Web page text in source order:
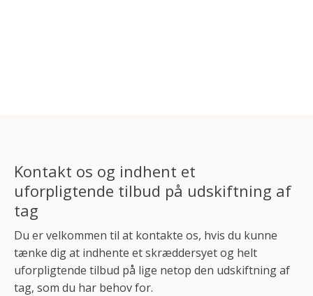
Kontakt os og indhent et
uforpligtende tilbud på udskiftning af
tag
Du er velkommen til at kontakte os, hvis du kunne
tænke dig at indhente et skræddersyet og helt
uforpligtende tilbud på lige netop den udskiftning af
tag, som du har behov for.